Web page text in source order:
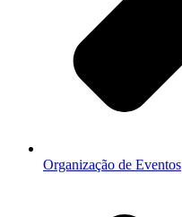
Organização de Eventos